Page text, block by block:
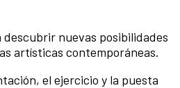
nuevas posibilidades
artísticas contemporáneas.
el ejercicio y la puesta